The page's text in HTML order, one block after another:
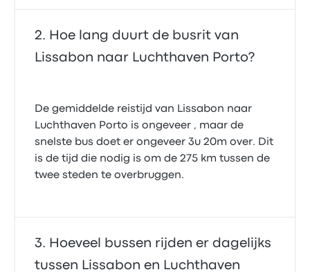
Hoe lang duurt de busrit van
Lissabon naar Luchthaven Porto?
De gemiddelde reistijd van Lissabon naar
Luchthaven Porto is ongeveer , maar de
snelste bus doet er ongeveer 3u 20m over. Dit
is de tijd die nodig is om de 275 km tussen de
twee steden te overbruggen.
Hoeveel bussen rijden er dagelijks
tussen Lissabon en Luchthaven